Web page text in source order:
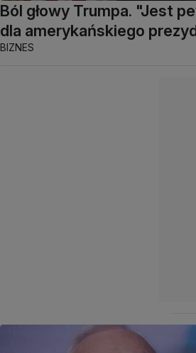
Ból głowy Trumpa. "Jest
dla amerykańskiego
BIZNES